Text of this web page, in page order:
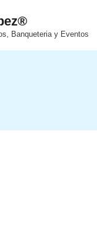
Banqueteria y Eventos